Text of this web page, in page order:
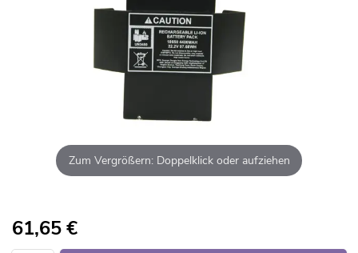
Zum Vergrößern: Doppelklick oder aufziehen
61,65€